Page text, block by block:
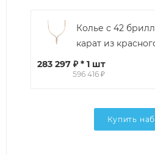
Колье с 42
карат из
283 297 ₽ * 1 шт
596 416 ₽
Купить